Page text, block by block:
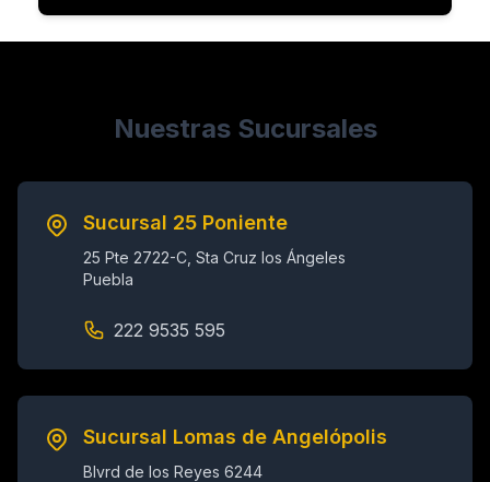
Nuestras Sucursales
Sucursal 25 Poniente
25 Pte 2722-C, Sta Cruz los Ángeles
Puebla
222 9535 595
Sucursal Lomas de Angelópolis
Blvrd de los Reyes 6244